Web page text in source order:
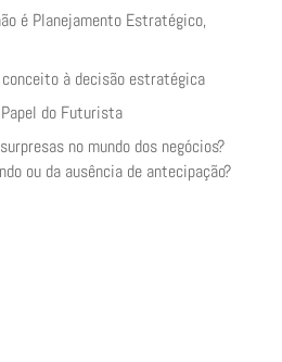
é Planejamento Estratégico,
à decisão estratégica
do Futurista
no mundo dos negócios?
ou da ausência de antecipação?